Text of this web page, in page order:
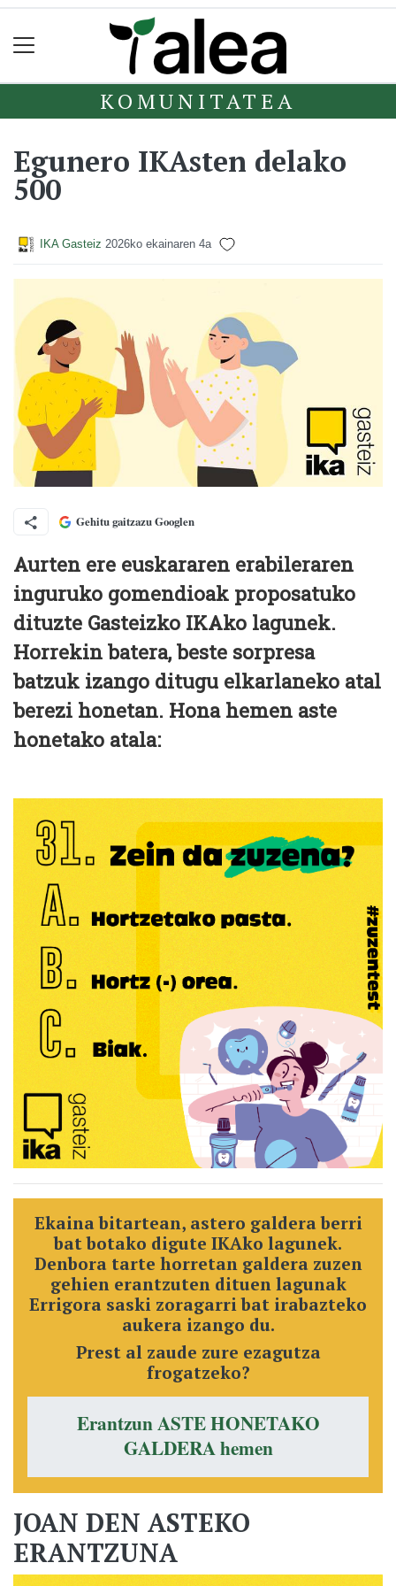
KOMUNITATEA
Egunero IKAsten delako
500
IKA Gasteiz 2026ko ekainaren 4a
Gehitu gaitzazu Googlen
Aurten ere euskararen erabileraren
inguruko gomendioak proposatuko
dituzte Gasteizko IKAko lagunek.
Horrekin batera, beste sorpresa
batzuk izango ditugu elkarlaneko atal
berezi honetan. Hona hemen aste
honetako atala:
Ekaina bitartean, astero galdera berri
bat botako digute IKAko lagunek.
Denbora tarte horretan galdera zuzen
gehien erantzuten dituen lagunak
Errigora saski zoragarri bat irabazteko
aukera izango du.
Prest al zaude zure ezagutza
frogatzeko?
Erantzun ASTE HONETAKO
GALDERA hemen
JOAN DEN ASTEKO
ERANTZUNA